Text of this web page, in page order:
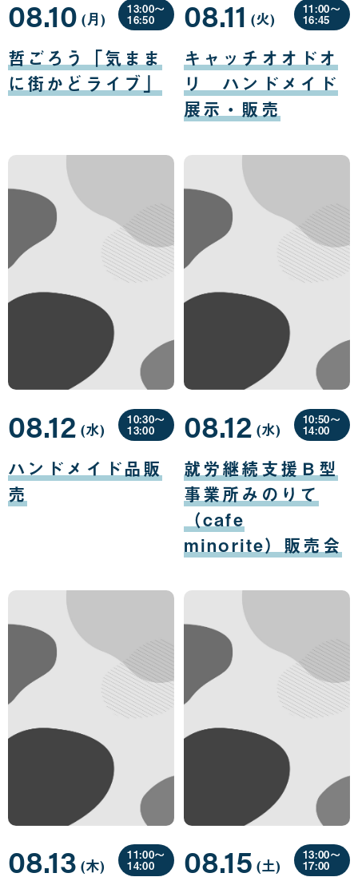
哲ごろう「気まま
に街かどライブ」
08.10
月
10
日
(月曜
日
)
13:00〜
16:50
キャッチオオドオ
リ ハンドメイド
展示・販売
08.11
月
11
日
(火曜
日
)
11:00〜
16:45
ハンドメイド品販
売
08.12
月
12
日
(水曜
日
)
10:30〜
13:00
就労継続支援Ｂ型
事業所みのりて
（cafe
minorite）販売会
08.12
月
12
日
(水曜
日
)
10:50〜
14:00
08.13 (木曜
)
11:00〜
14:00 08.15 (土曜
)
13:00〜
17:00